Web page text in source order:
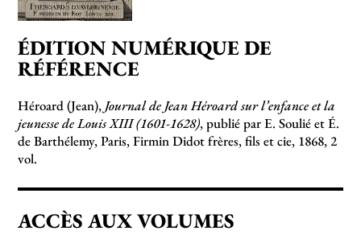
ÉDITION NUMÉRIQUE DE
RÉFÉRENCE
Héroard (Jean), Journal de Jean Héroard sur l’enfance et la
jeunesse de Louis XIII (1601-1628), publié par E. Soulié et É.
de Barthélemy, Paris, Firmin Didot frères, fils et cie, 1868, 2
vol.
ACCÈS AUX VOLUMES